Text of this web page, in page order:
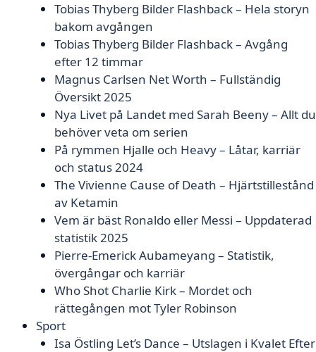
Tobias Thyberg Bilder Flashback – Hela storyn
bakom avgången
Tobias Thyberg Bilder Flashback – Avgång
efter 12 timmar
Magnus Carlsen Net Worth – Fullständig
Översikt 2025
Nya Livet på Landet med Sarah Beeny – Allt du
behöver veta om serien
På rymmen Hjalle och Heavy – Låtar, karriär
och status 2024
The Vivienne Cause of Death – Hjärtstillestånd
av Ketamin
Vem är bäst Ronaldo eller Messi – Uppdaterad
statistik 2025
Pierre-Emerick Aubameyang – Statistik,
övergångar och karriär
Who Shot Charlie Kirk – Mordet och
rättegången mot Tyler Robinson
Sport
Isa Östling Let’s Dance – Utslagen i Kvalet Efter